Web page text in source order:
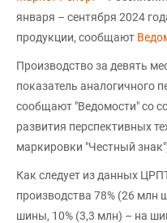
января – сентября 2024
продукции, сообщают
Производство за девять
показатель аналогичного
сообщают "Ведомости" со
развития перспективных
маркировки "Честный
Как следует из данных
производства 78% (26 млн
шины, 10% (3,3 млн) – на